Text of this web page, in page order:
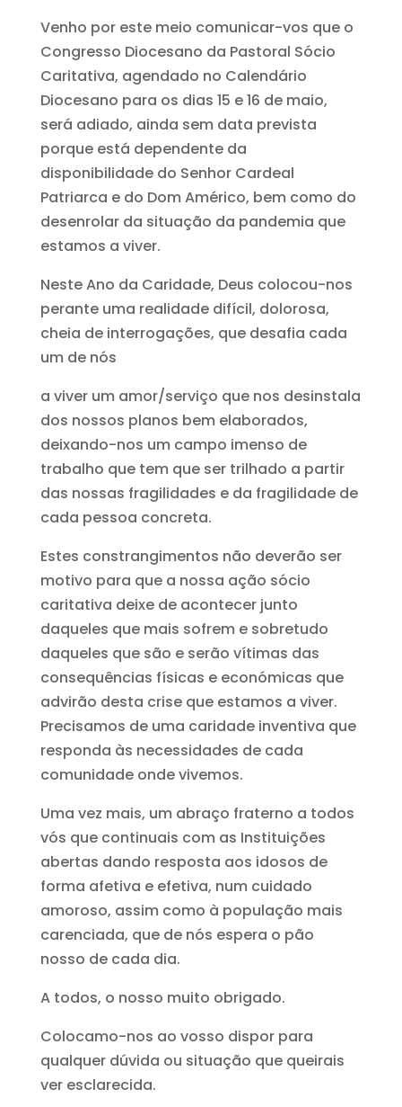
Venho por este meio comunicar-vos que o
Congresso Diocesano da Pastoral Sócio
Caritativa, agendado no Calendário
Diocesano para os dias 15 e 16 de maio,
será adiado, ainda sem data prevista
porque está dependente da
disponibilidade do Senhor Cardeal
Patriarca e do Dom Américo, bem como do
desenrolar da situação da pandemia que
estamos a viver.
Neste Ano da Caridade, Deus colocou-nos
perante uma realidade difícil, dolorosa,
cheia de interrogações, que desafia cada
um de nós
a viver um amor/serviço que nos desinstala
dos nossos planos bem elaborados,
deixando-nos um campo imenso de
trabalho que tem que ser trilhado a partir
das nossas fragilidades e da fragilidade de
cada pessoa concreta.
Estes constrangimentos não deverão ser
motivo para que a nossa ação sócio
caritativa deixe de acontecer junto
daqueles que mais sofrem e sobretudo
daqueles que são e serão vítimas das
consequências físicas e económicas que
advirão desta crise que estamos a viver.
Precisamos de uma caridade inventiva que
responda às necessidades de cada
comunidade onde vivemos.
Uma vez mais, um abraço fraterno a todos
vós que continuais com as Instituições
abertas dando resposta aos idosos de
forma afetiva e efetiva, num cuidado
amoroso, assim como à população mais
carenciada, que de nós espera o pão
nosso de cada dia.
A todos, o nosso muito obrigado.
Colocamo-nos ao vosso dispor para
qualquer dúvida ou situação que queirais
ver esclarecida.